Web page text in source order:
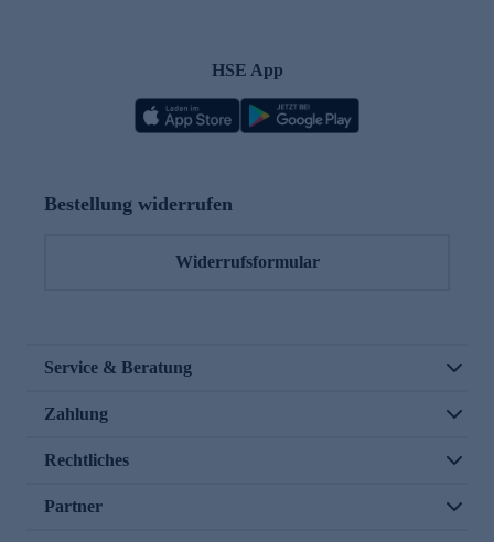
HSE App
Bestellung widerrufen
Widerrufsformular
Service & Beratung
Zahlung
Rechtliches
Partner